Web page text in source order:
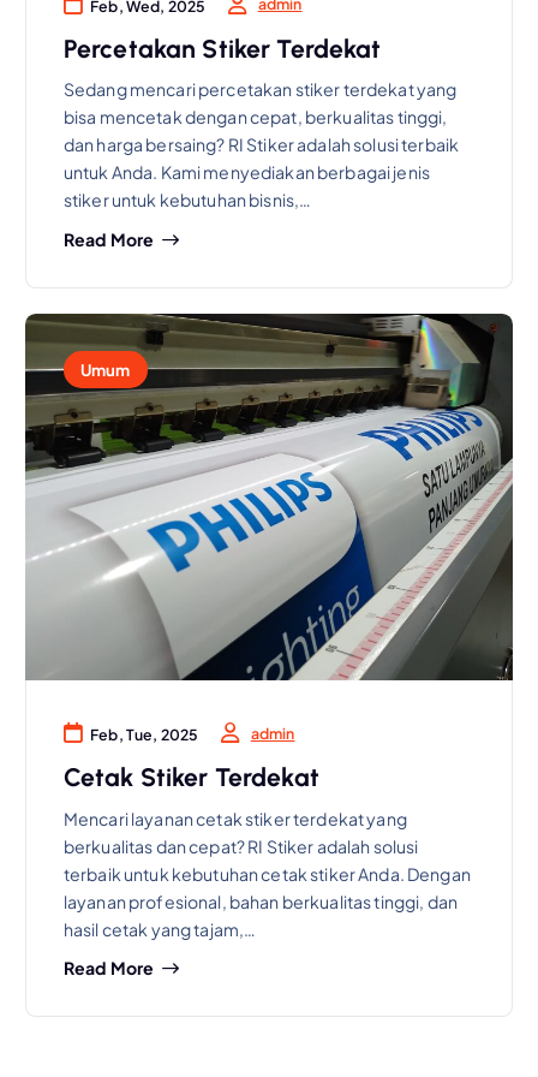
Feb, Wed, 2025 admin
Percetakan Stiker Terdekat
Sedang mencari percetakan stiker terdekat yang
bisa mencetak dengan cepat, berkualitas tinggi,
dan harga bersaing? RI Stiker adalah solusi terbaik
untuk Anda. Kami menyediakan berbagai jenis
stiker untuk kebutuhan bisnis,…
Read More
Umum
Feb, Tue, 2025 admin
Cetak Stiker Terdekat
Mencari layanan cetak stiker terdekat yang
berkualitas dan cepat? RI Stiker adalah solusi
terbaik untuk kebutuhan cetak stiker Anda. Dengan
layanan profesional, bahan berkualitas tinggi, dan
hasil cetak yang tajam,…
Read More